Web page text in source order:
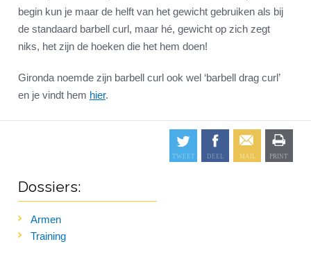
begin kun je maar de helft van het gewicht gebruiken als bij
de standaard barbell curl, maar hé, gewicht op zich zegt
niks, het zijn de hoeken die het hem doen!
Gironda noemde zijn barbell curl ook wel ‘barbell drag curl’
en je vindt hem hier.
Dossiers:
Armen
Training